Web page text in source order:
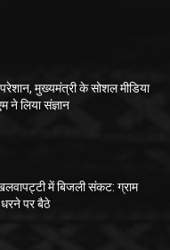
मुख्यमंत्री के सोशल मीडिया
ने लिया संज्ञान
में बिजली संकट: ग्राम
धरने पर बैठे